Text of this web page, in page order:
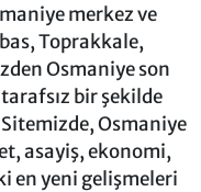
merkez ve
Toprakkale,
Osmaniye son
bir şekilde
Osmaniye
asayiş, ekonomi,
en yeni gelişmeleri